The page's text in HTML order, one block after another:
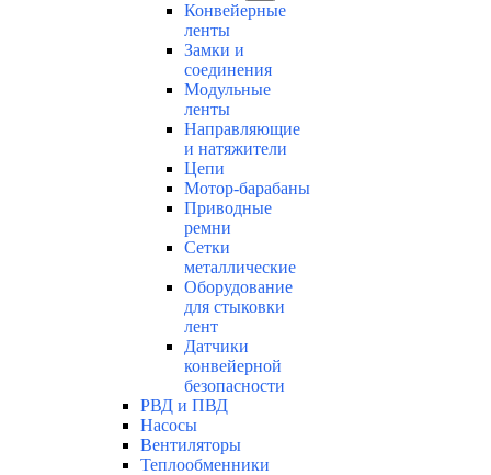
Конвейерные
ленты
Замки и
соединения
Модульные
ленты
Направляющие
и натяжители
Цепи
Мотор-барабаны
Приводные
ремни
Сетки
металлические
Оборудование
для стыковки
лент
Датчики
конвейерной
безопасности
РВД и ПВД
Насосы
Вентиляторы
Теплообменники